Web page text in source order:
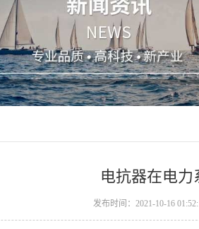
电抗器在电力
发布时间：2021-10-16